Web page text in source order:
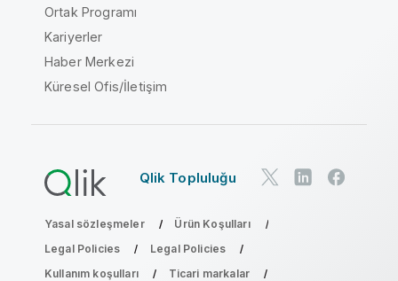
Ortak Programı
Kariyerler
Haber Merkezi
Küresel Ofis/İletişim
Qlik Topluluğu
Yasal sözleşmeler
Ürün Koşulları
Legal Policies
Legal Policies
Kullanım koşulları
Ticari markalar